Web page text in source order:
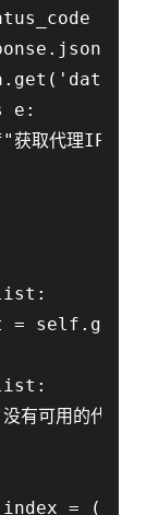
==
e:
取代理IP失
=
可用的代理
=